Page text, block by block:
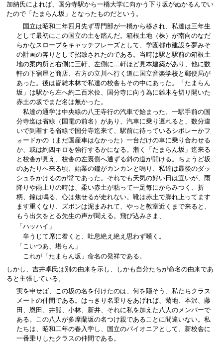
加納氏によれば、国分寺駅から一橋大学に向かう下り坂がぬかるんでい
たので「たまらん坂」となったものだという。
国立は昭和二年四月先ず専門部が一橋から移され、私達は三年生
として最初にこの国立の土を踏んだ。箱根土地（株）が南向のなだ
らかなスロープをキャッチフレーズとして、学園都市建設を夢みそ
の計画の奔りとして招致されたのである。当時は駅と駅前の箱根土
地の案内所と右側に三軒、左側に二軒ほど見本建築があり、他に数
軒の下宿屋と商店、右方の立川へ行く道に国立音楽学校と郵便局が
あった。後は皆雑木林で私達の校舎もその中にあった。「たまらん
坂」は駅から左へ約二百米位、国分寺に向う為に雑木を切り開いた
赤土の坂でまだ名は無かった。
私達の通学は中央線の八王寺行の汽車で始まった。一駅手前の国
分寺迄は省線（国電の前名）があり、汽車に乗り遅れると、数分違
いで到着する省線で国分寺迄来て、駅前に待っているシボレーかフ
ォードかの（まだ国産車はなかった）一台だけの車に乗り合わせる
か、或は約四キロを強行するかになる。漸く「たまらん坂」迄来る
と校舎が見え、校舎の左裏側へ通ずる斜の道が開ける。ちょうど坂
のあたりへ来る頃、始業の鐘がカンカンと鳴り、私達は最後のダッ
シュをかけるのが常であった。それでも天気の好い日は宜いが、雨
降りや雨上りの時は、柔い赤土が粘って一足毎にからみつく、折
柄、鐘は鳴る、心は焦せるが走れない。靴は赤土で膨れ上ってます
ます重くなり、ズボンは泥まみれて、やっと教室近くまで来ると、
もう出欠をとる先生の声が聞える。飛び込みさま、
「ハッハイ」
辛うじて席に着くと、吐息絶え絶え思わず嘆く。
「こいつあ、堪らん」
これが「たまらん坂」命名の発祥である。
しかし、吉井卓氏は別の由来を示し、しかも自分たちが命名の由来であ
ると主張している。
実を申せば、この坂の名を付けたのは、何を隠そう、私たちクラス
メートの仲間である。はっきり名乗りをあげれば、菊地、本沢、藤
田、恩田、井熊、小林、新井、それに私を加えた八人のメンバーで
ある。この八人が多摩蘭坂の名つけ親であることに間違いない。私
たちは、昭和二年の春入学し、国立のパイオニアとして、新校舎に
一番乗りしたクラスの仲間である。